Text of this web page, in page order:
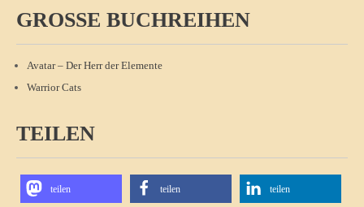
GROSSE BUCHREIHEN
Avatar – Der Herr der Elemente
Warrior Cats
TEILEN
teilen teilen teilen